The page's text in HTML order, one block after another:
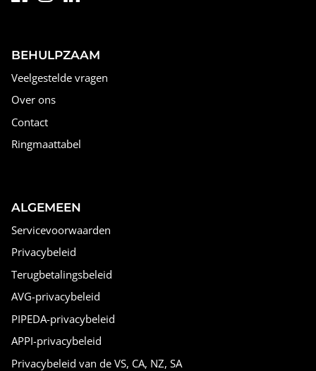
BEHULPZAAM
Veelgestelde vragen
Over ons
Contact
Ringmaattabel
ALGEMEEN
Servicevoorwaarden
Privacybeleid
Terugbetalingsbeleid
AVG-privacybeleid
PIPEDA-privacybeleid
APPI-privacybeleid
Privacybeleid van de VS, CA, NZ, SA